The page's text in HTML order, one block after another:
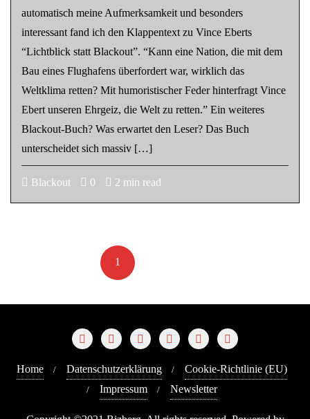
automatisch meine Aufmerksamkeit und besonders
interessant fand ich den Klappentext zu Vince Eberts
“Lichtblick statt Blackout”. “Kann eine Nation, die mit dem
Bau eines Flughafens überfordert war, wirklich das
Weltklima retten? Mit humoristischer Feder hinterfragt Vince
Ebert unseren Ehrgeiz, die Welt zu retten.” Ein weiteres
Blackout-Buch? Was erwartet den Leser? Das Buch
unterscheidet sich massiv […]
Blackout 0 2 min read
der
Beiträge
1
Home Datenschutzerklärung
Cookie-Richtlinie (EU)
Impressum
Newsletter